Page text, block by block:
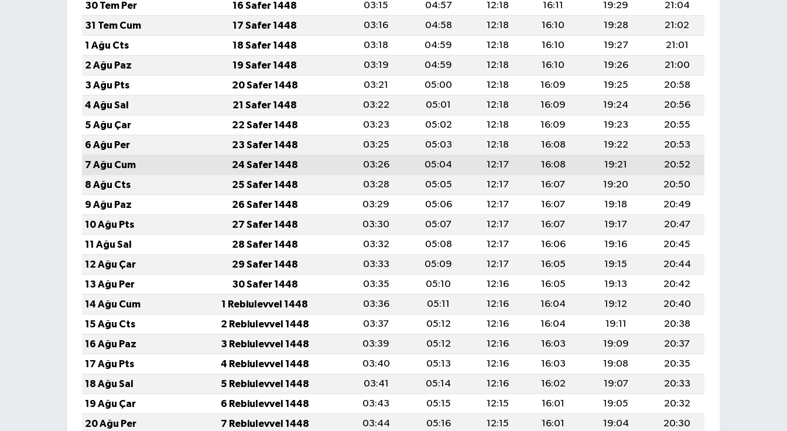
30 Tem Per
16 Safer 1448 03:15 04:57 12:18 16:11 19:29
21:04
31 Tem Cum
17 Safer 1448 03:16 04:58 12:18 16:10 19:28
21:02
1 Ağu Cts
18 Safer 1448 03:18 04:59 12:18 16:10 19:27
21:01
2 Ağu Paz
19 Safer 1448 03:19 04:59 12:18 16:10 19:26
21:00
3 Ağu Pts
20 Safer 1448 03:21 05:00 12:18 16:09 19:25
20:58
4 Ağu Sal
21 Safer 1448 03:22 05:01 12:18 16:09 19:24
20:56
5 Ağu Çar
22 Safer 1448 03:23 05:02 12:18 16:09 19:23
20:55
6 Ağu Per
23 Safer 1448 03:25 05:03 12:18 16:08 19:22
20:53
7 Ağu Cum
24 Safer 1448 03:26 05:04 12:17 16:08 19:21
20:52
8 Ağu Cts
25 Safer 1448 03:28 05:05 12:17 16:07 19:20
20:50
9 Ağu Paz
26 Safer 1448 03:29 05:06 12:17 16:07 19:18
20:49
10 Ağu Pts
27 Safer 1448 03:30 05:07 12:17 16:07 19:17
20:47
11 Ağu Sal
28 Safer 1448 03:32 05:08 12:17 16:06 19:16
20:45
12 Ağu Çar
29 Safer 1448 03:33 05:09 12:17 16:05 19:15
20:44
13 Ağu Per
30 Safer 1448 03:35 05:10 12:16 16:05 19:13
20:42
14 Ağu Cum
1 Rebiulevvel 1448 03:36 05:11 12:16 16:04 19:12
20:40
15 Ağu Cts
2 Rebiulevvel 1448 03:37 05:12 12:16 16:04 19:11
20:38
16 Ağu Paz
3 Rebiulevvel 1448 03:39 05:12 12:16 16:03 19:09
20:37
17 Ağu Pts
4 Rebiulevvel 1448 03:40 05:13 12:16 16:03 19:08
20:35
18 Ağu Sal
5 Rebiulevvel 1448 03:41 05:14 12:16 16:02 19:07
20:33
19 Ağu Çar
6 Rebiulevvel 1448 03:43 05:15 12:15 16:01 19:05
20:32
20 Ağu Per
7 Rebiulevvel 1448 03:44 05:16 12:15 16:01 19:04
20:30